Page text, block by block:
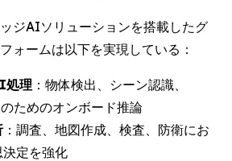
ジAIソリューションを搭載したグ
ォームは以下を実現している：
処理 ：物体検出、シーン認識、
ためのオンボード推論
：調査、地図作成、検査、防衛にお
定を強化